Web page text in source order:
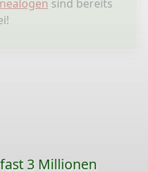
sind bereits
3 Millionen